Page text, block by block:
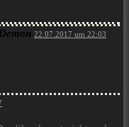
22.07.2017 um 22:03